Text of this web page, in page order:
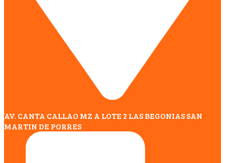
AV. CANTA CALLAO MZ A LOTE 2 LAS BEGONIAS SAN
MARTIN DE PORRES